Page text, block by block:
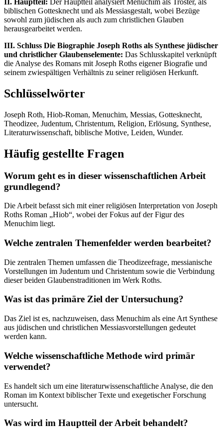
II. Hauptteil: Der Hauptteil analysiert Menuchim als Tröster, als
biblischen Gottesknecht und als Messiasgestalt, wobei Bezüge
sowohl zum jüdischen als auch zum christlichen Glauben
herausgearbeitet werden.
III. Schluss Die Biographie Joseph Roths als Synthese jüdischer
und christlicher Glaubenselemente: Das Schlusskapitel verknüpft
die Analyse des Romans mit Joseph Roths eigener Biografie und
seinem zwiespältigen Verhältnis zu seiner religiösen Herkunft.
Schlüsselwörter
Joseph Roth, Hiob-Roman, Menuchim, Messias, Gottesknecht,
Theodizee, Judentum, Christentum, Religion, Erlösung, Synthese,
Literaturwissenschaft, biblische Motive, Leiden, Wunder.
Häufig gestellte Fragen
Worum geht es in dieser wissenschaftlichen Arbeit
grundlegend?
Die Arbeit befasst sich mit einer religiösen Interpretation von Joseph
Roths Roman „Hiob“, wobei der Fokus auf der Figur des
Menuchim liegt.
Welche zentralen Themenfelder werden bearbeitet?
Die zentralen Themen umfassen die Theodizeefrage, messianische
Vorstellungen im Judentum und Christentum sowie die Verbindung
dieser beiden Glaubenstraditionen im Werk Roths.
Was ist das primäre Ziel der Untersuchung?
Das Ziel ist es, nachzuweisen, dass Menuchim als eine Art Synthese
aus jüdischen und christlichen Messiasvorstellungen gedeutet
werden kann.
Welche wissenschaftliche Methode wird primär
verwendet?
Es handelt sich um eine literaturwissenschaftliche Analyse, die den
Roman im Kontext biblischer Texte und exegetischer Forschung
untersucht.
Was wird im Hauptteil der Arbeit behandelt?